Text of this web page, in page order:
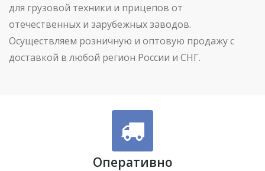
для грузовой техники и прицепов от
отечественных и зарубежных заводов.
Осуществляем розничную и оптовую продажу с
доставкой в любой регион России и СНГ.
Оперативно